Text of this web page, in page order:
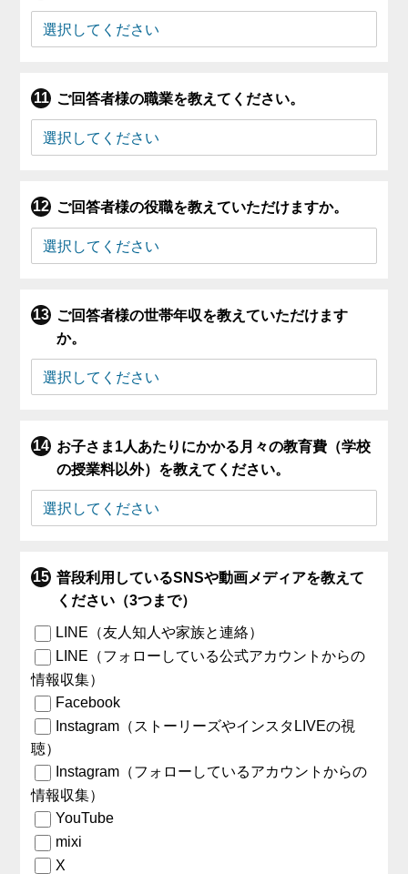
ご回答者様の職業を教えてください。
ご回答者様の役職を教えていただけますか。
ご回答者様の世帯年収を教えていただけます
か。
お子さま1人あたりにかかる月々の教育費（学校
の授業料以外）を教えてください。
普段利用しているSNSや動画メディアを教えて
ください（3つまで）
LINE（友人知人や家族と連絡）
LINE（フォローしている公式アカウントからの
情報収集）
Facebook
Instagram（ストーリーズやインスタLIVEの視
聴）
Instagram（フォローしているアカウントからの
情報収集）
YouTube
mixi
X